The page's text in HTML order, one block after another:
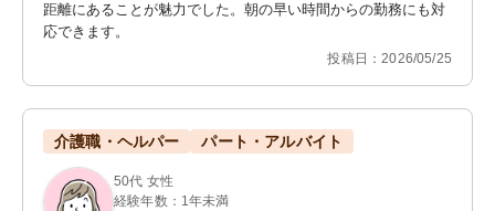
距離にあることが魅力でした。朝の早い時間からの勤務にも対
応できます。
投稿日：2026/05/25
介護職・ヘルパー パート・アルバイト
50代 女性
経験年数：1年未満